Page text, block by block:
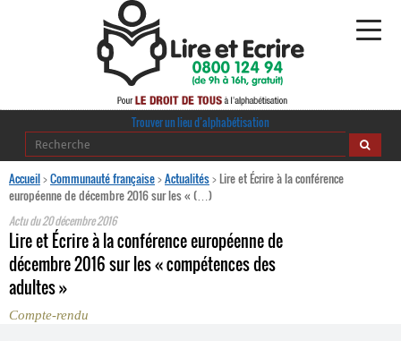
Alphabétisation
journaldelalpha.be
Trouver un lieu d’alphabétisation
Accueil>Communauté française>Actualités>Lire et Écrire à la conférence
européenne de décembre 2016 sur les « (…)
Actu du20 décembre 2016
Lire et Écrire à la conférence européenne de
décembre 2016 sur les « compétences des
adultes »
Compte-rendu